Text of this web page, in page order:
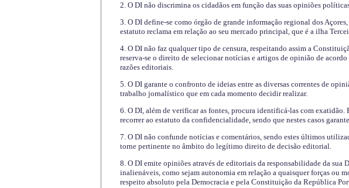
2. O DI não discrimina os cidadãos em função das suas opiniões
3. O DI define-se como órgão de grande informação regional dos
estatuto reclama em relação ao seu mercado principal, que é a ilha
4. O DI não faz qualquer tipo de censura, respeitando assim a
reserva-se o direito de selecionar notícias e artigos de opinião de
razões editoriais.
5. O DI garante o confronto de ideias entre as diversas correntes de
trabalho jornalístico que em cada momento decidir realizar.
6. O DI, além de verificar as fontes, procura identificá-las com exatidão.
recorrer ao estatuto da confidencialidade, sendo que nestes casos
7. O DI não confunde notícias e comentários, sendo estes últimos
torne pertinente no âmbito do legítimo direito de decisão editorial.
8. O DI emite opiniões através de editoriais da responsabilidade da sua
inalienáveis, como sejam autonomia em relação a quaisquer forças ou
respeito absoluto pela Democracia e pela Constituição da República